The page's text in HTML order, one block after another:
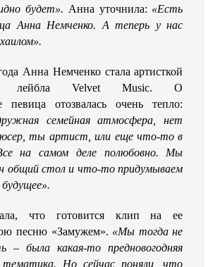
будет». Анна уточнила: «Есть
Анна Немченко. А теперь у нас
Анна Немченко стала артисткой
лейбла Velvet Music. О
певица отозвалась очень тепло:
семейная атмосфера, нет
ты артист, или еще что-то в
на самом деле полюбовно. Мы
общий стол и что-то придумываем
что готовится клип на ее
песню «Замужем». «Мы тогда не
– была какая-то предновогодняя
тематика. Но сейчас поняли, что